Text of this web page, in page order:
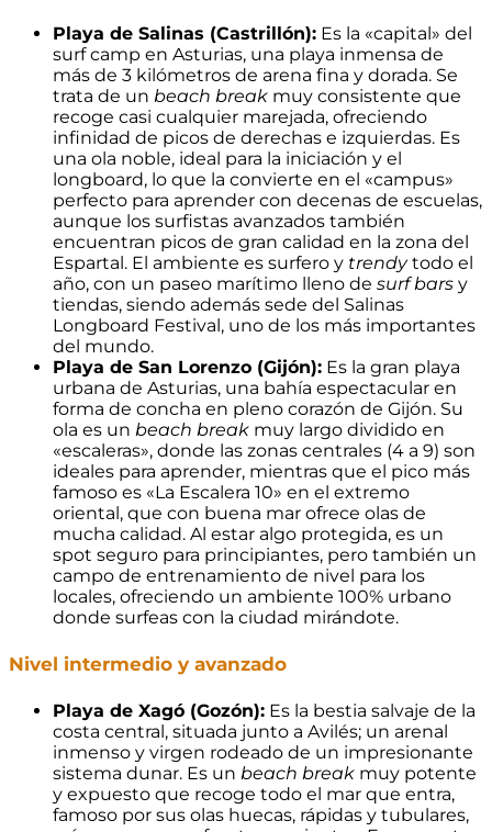
Playa de Salinas (Castrillón): Es la «capital» del
surf camp en Asturias, una playa inmensa de
más de 3 kilómetros de arena fina y dorada. Se
trata de un beach break muy consistente que
recoge casi cualquier marejada, ofreciendo
infinidad de picos de derechas e izquierdas. Es
una ola noble, ideal para la iniciación y el
longboard, lo que la convierte en el «campus»
perfecto para aprender con decenas de escuelas,
aunque los surfistas avanzados también
encuentran picos de gran calidad en la zona del
Espartal. El ambiente es surfero y trendytodo el
año, con un paseo marítimo lleno de surf bars y
tiendas, siendo además sede del Salinas
Longboard Festival, uno de los más importantes
del mundo.
Playa de San Lorenzo (Gijón): Es la gran playa
urbana de Asturias, una bahía espectacular en
forma de concha en pleno corazón de Gijón. Su
ola es un beach break muy largo dividido en
«escaleras», donde las zonas centrales (4 a 9) son
ideales para aprender, mientras que el pico más
famoso es «La Escalera 10» en el extremo
oriental, que con buena mar ofrece olas de
mucha calidad. Al estar algo protegida, es un
spot seguro para principiantes, pero también un
campo de entrenamiento de nivel para los
locales, ofreciendo un ambiente 100% urbano
donde surfeas con la ciudad mirándote.
Nivel intermedio y avanzado
Playa de Xagó (Gozón): Es la bestia salvaje de la
costa central, situada junto a Avilés; un arenal
inmenso y virgen rodeado de un impresionante
sistema dunar. Es un beach break muy potente
y expuesto que recoge todo el mar que entra,
famoso por sus olas huecas, rápidas y tubulares,